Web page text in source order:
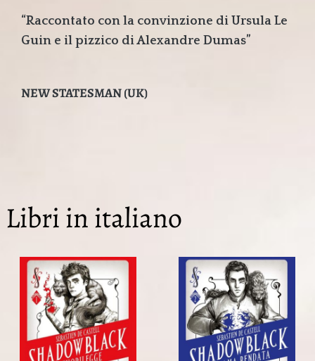
“Raccontato con la convinzione di Ursula Le
Guin e il pizzico di Alexandre Dumas”
NEW STATESMAN (UK)
Libri in italiano